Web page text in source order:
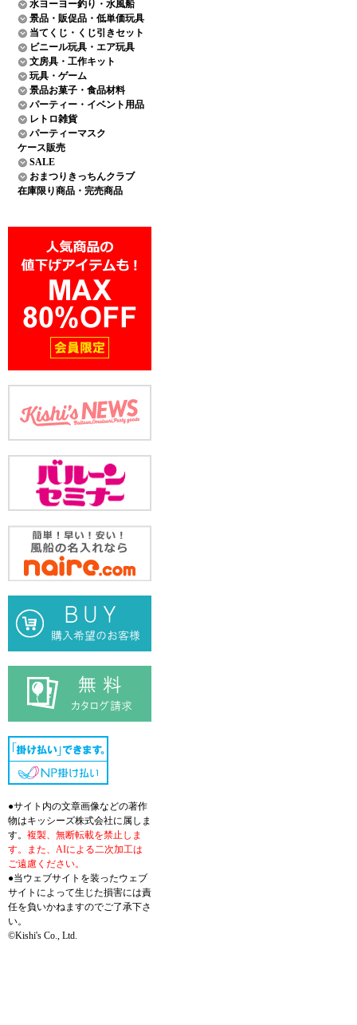
水ヨーヨー釣り・水風船
景品・販促品・低単価玩具
当てくじ・くじ引きセット
ビニール玩具・エア玩具
文房具・工作キット
玩具・ゲーム
景品お菓子・食品材料
パーティー・イベント用品
レトロ雑貨
パーティーマスク
ケース販売
SALE
おまつりきっちんクラブ
在庫限り商品・完売商品
●サイト内の文章画像などの著作
物はキッシーズ株式会社に属しま
す。 複製、無断転載を禁止しま
す。また、AIによる二次加工は
ご遠慮ください。
●当ウェブサイトを装ったウェブ
サイトによって生じた損害には責
任を負いかねますのでご了承下さ
い。
©Kishi's Co., Ltd.